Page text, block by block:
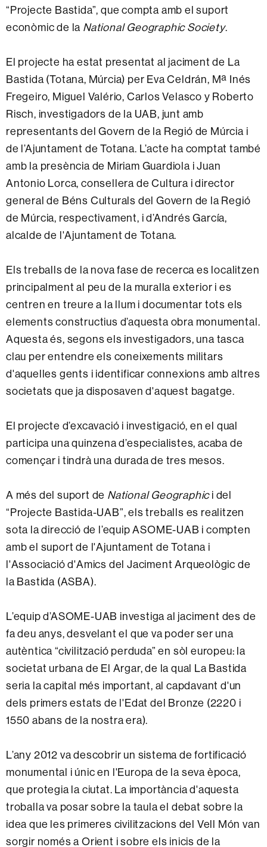
“Projecte Bastida”, que compta amb el suport
econòmic de la National Geographic Society.
El projecte ha estat presentat al jaciment de La
Bastida (Totana, Múrcia) per Eva Celdrán, Mª Inés
Fregeiro, Miguel Valério, Carlos Velasco y Roberto
Risch, investigadors de la UAB, junt amb
representants del Govern de la Regió de Múrcia i
de l’Ajuntament de Totana. L’acte ha comptat també
amb la presència de Miriam Guardiola i Juan
Antonio Lorca, consellera de Cultura i director
general de Béns Culturals del Govern de la Regió
de Múrcia, respectivament, i d’Andrés García,
alcalde de l'Ajuntament de Totana.
Els treballs de la nova fase de recerca es localitzen
principalment al peu de la muralla exterior i es
centren en treure a la llum i documentar tots els
elements constructius d’aquesta obra monumental.
Aquesta és, segons els investigadors, una tasca
clau per entendre els coneixements militars
d'aquelles gents i identificar connexions amb altres
societats que ja disposaven d'aquest bagatge.
El projecte d’excavació i investigació, en el qual
participa una quinzena d’especialistes, acaba de
començar i tindrà una durada de tres mesos.
A més del suport de National Geographici del
“Projecte Bastida-UAB”, els treballs es realitzen
sota la direcció de l’equip ASOME-UAB i compten
amb el suport de l'Ajuntament de Totana i
l'Associació d'Amics del Jaciment Arqueològic de
la Bastida (ASBA).
L’equip d’ASOME-UAB investiga al jaciment des de
fa deu anys, desvelant el que va poder ser una
autèntica “civilització perduda” en sòl europeu: la
societat urbana de El Argar, de la qual La Bastida
seria la capital més important, al capdavant d'un
dels primers estats de l'Edat del Bronze (2220 i
1550 abans de la nostra era).
L’any 2012 va descobrir un sistema de fortificació
monumental i únic en l'Europa de la seva època,
que protegia la ciutat. La importància d'aquesta
troballa va posar sobre la taula el debat sobre la
idea que les primeres civilitzacions del Vell Món van
sorgir només a Orient i sobre els inicis de la